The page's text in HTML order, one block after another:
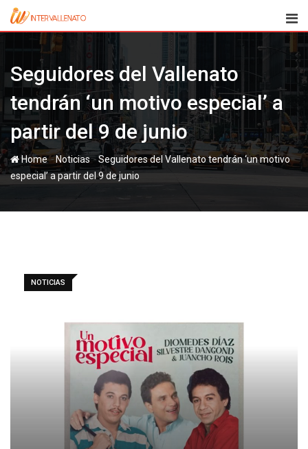
Skip
Seguidores del Vallenato
tendrán ‘un motivo especial’ a
partir del 9 de junio
Home-Noticias-Seguidores del Vallenato tendrán ‘un motivo
especial’ a partir del 9 de junio
NOTICIAS